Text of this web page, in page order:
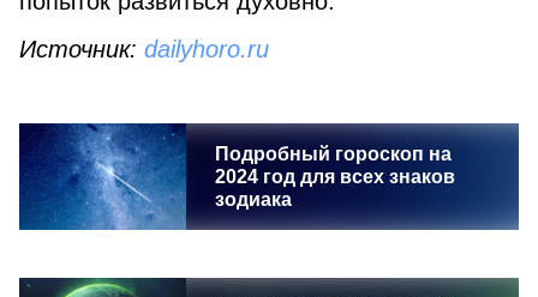
Источник: dailyhoro.ru
Подробный гороскоп на
2024 год для всех знаков
зодиака